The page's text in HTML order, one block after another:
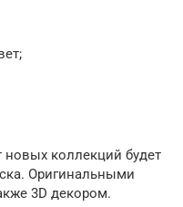
коллекций будет
Оригинальными
3D декором.